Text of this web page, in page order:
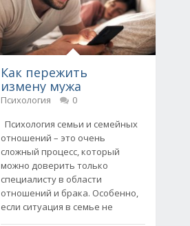
Как пережить
измену мужа
Психология
0
Психология семьи и семейных
отношений – это очень
сложный процесс, который
можно доверить только
специалисту в области
отношений и брака. Особенно,
если ситуация в семье не